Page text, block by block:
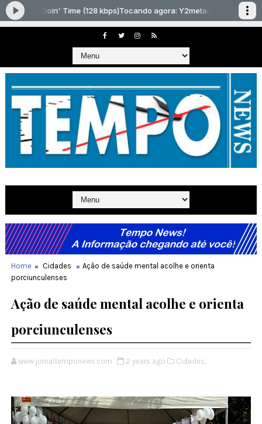
Home Cidades
Ação de saúde mental acolhe e orienta
porciunculenses
Ação de saúde mental acolhe e orienta
porciunculenses
www.jornaltemponews.com 2 years ago Cidades,